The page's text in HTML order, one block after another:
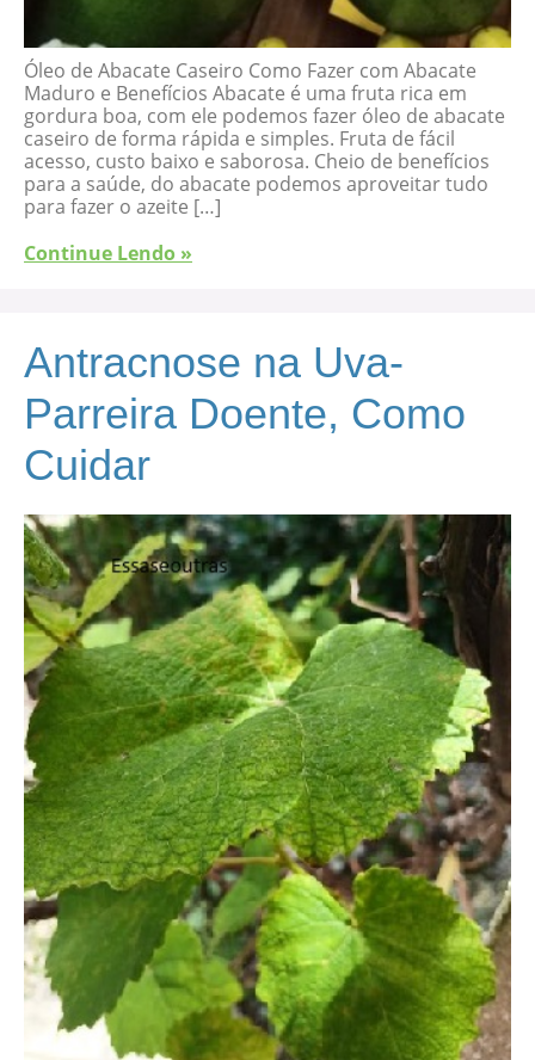
Óleo de Abacate Caseiro Como Fazer com Abacate
Maduro e Benefícios Abacate é uma fruta rica em
gordura boa, com ele podemos fazer óleo de abacate
caseiro de forma rápida e simples. Fruta de fácil
acesso, custo baixo e saborosa. Cheio de benefícios
para a saúde, do abacate podemos aproveitar tudo
para fazer o azeite […]
Continue Lendo »
Antracnose na Uva-
Parreira Doente, Como
Cuidar